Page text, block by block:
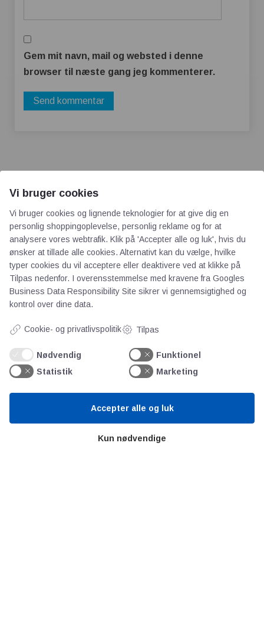
Gem mit navn, mail og websted i denne
browser til næste gang jeg kommenterer.
AOT
Om os
Priser
Kontakt
Videncentre
Teknologisk Institut
Vi bruger cookies
Vi bruger cookies og lignende teknologier for at give dig en
personlig shoppingoplevelse, personlig reklame og for at
analysere vores webtrafik. Klik på 'Accepter alle og luk', hvis du
ønsker at tillade alle cookies. Alternativt kan du vælge, hvilke
typer cookies du vil acceptere eller deaktivere ved at klikke på
Tilpas nedenfor. I overensstemmelse med kravene fra Googles
Business Data Responsibility Site sikrer vi gennemsigtighed og
kontrol over dine data.
Cookie- og privatlivspolitik Tilpas
Nødvendig
Funktionel
Statistik
Marketing
Kun nødvendige
Accepter alle og luk